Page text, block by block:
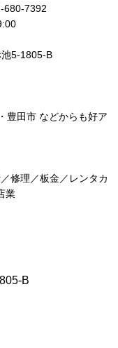
7392
5-1805-B
・ 豊田市 などからも好ア
修理／板金／レンタカ
業
B